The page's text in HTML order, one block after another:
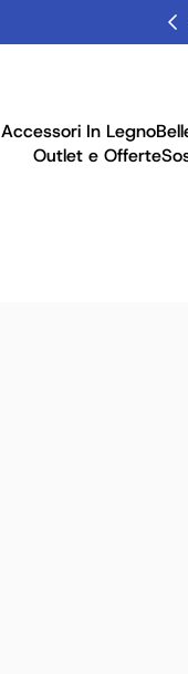
Accessori In Legno
Outlet e Offerte